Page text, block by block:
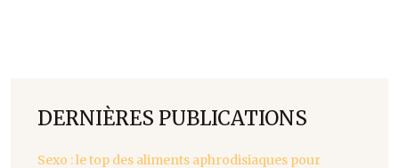
DERNIÈRES PUBLICATIONS
Sexo : le top des aliments aphrodisiaques pour